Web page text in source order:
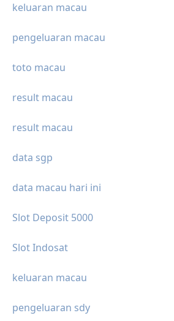
keluaran macau
pengeluaran macau
toto macau
result macau
result macau
data sgp
data macau hari ini
Slot Deposit 5000
Slot Indosat
keluaran macau
pengeluaran sdy